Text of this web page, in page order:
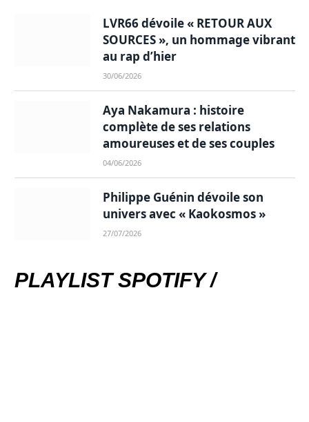
LVR66 dévoile « RETOUR AUX
SOURCES », un hommage vibrant
au rap d’hier
30/06/2026
Aya Nakamura : histoire
complète de ses relations
amoureuses et de ses couples
04/06/2026
Philippe Guénin dévoile son
univers avec « Kaokosmos »
27/07/2026
PLAYLIST SPOTIFY /